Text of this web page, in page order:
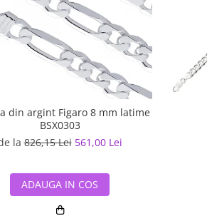
din argint Figaro 8 mm latime
BSX0303
la826,15 Lei 561,00 Lei
ADAUGA IN COS